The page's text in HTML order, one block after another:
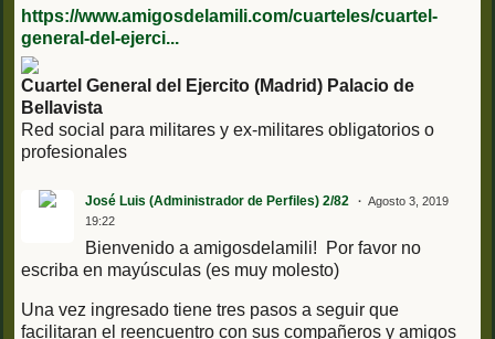
https://www.amigosdelamili.com/cuarteles/cuartel-
general-del-ejerci...
Cuartel General del Ejercito (Madrid) Palacio de
Bellavista
Red social para militares y ex-militares obligatorios o
profesionales
José Luis (Administrador de Perfiles) 2/82
Agosto 3, 2019
19:22
Bienvenido a amigosdelamili! Por favor no
escriba en mayúsculas (es muy molesto)
Una vez ingresado tiene tres pasos a seguir que
facilitaran el reencuentro con sus compañeros y amigos